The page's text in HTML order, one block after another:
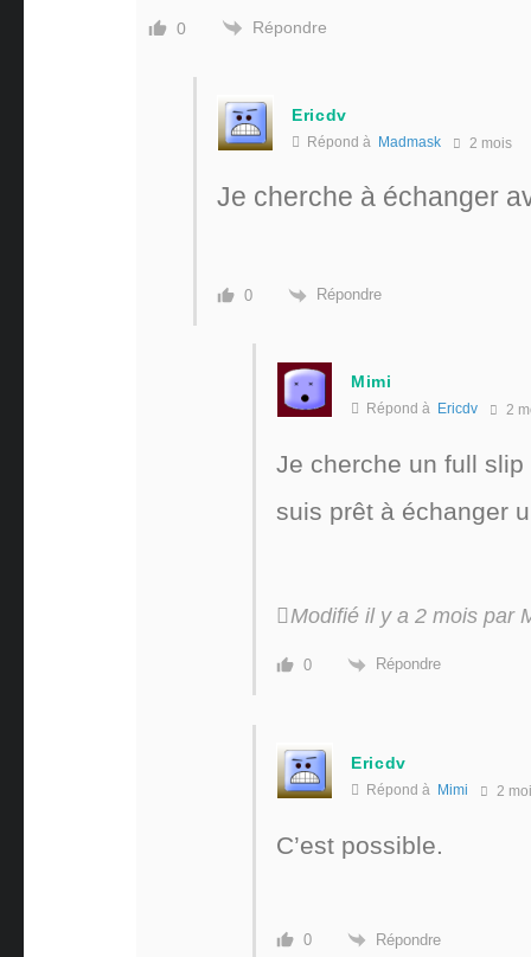
0 Répondre
Ericdv
Répond à Madmask 2 mois
Je cherche à échanger
0 Répondre
Mimi
Répond à Ericdv 2
Je cherche un full
suis prêt à échanger
Modifié il y a 2 mois par
0 Répondre
Ericdv
Répond à Mimi 2
C’est possible.
0 Répondre